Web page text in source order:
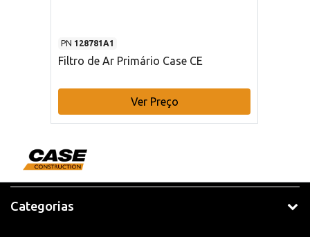
PN 128781A1
Filtro de Ar Primário Case CE
Ver Preço
Categorias